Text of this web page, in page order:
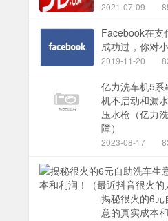
2021-07-09
Facebook在支
成功过，你对
2019-11-20
亿力洗车机5系
机不启动和漏
压水枪（亿力
障）
2023-08-17
揭秘很火的6元
意的真实成本